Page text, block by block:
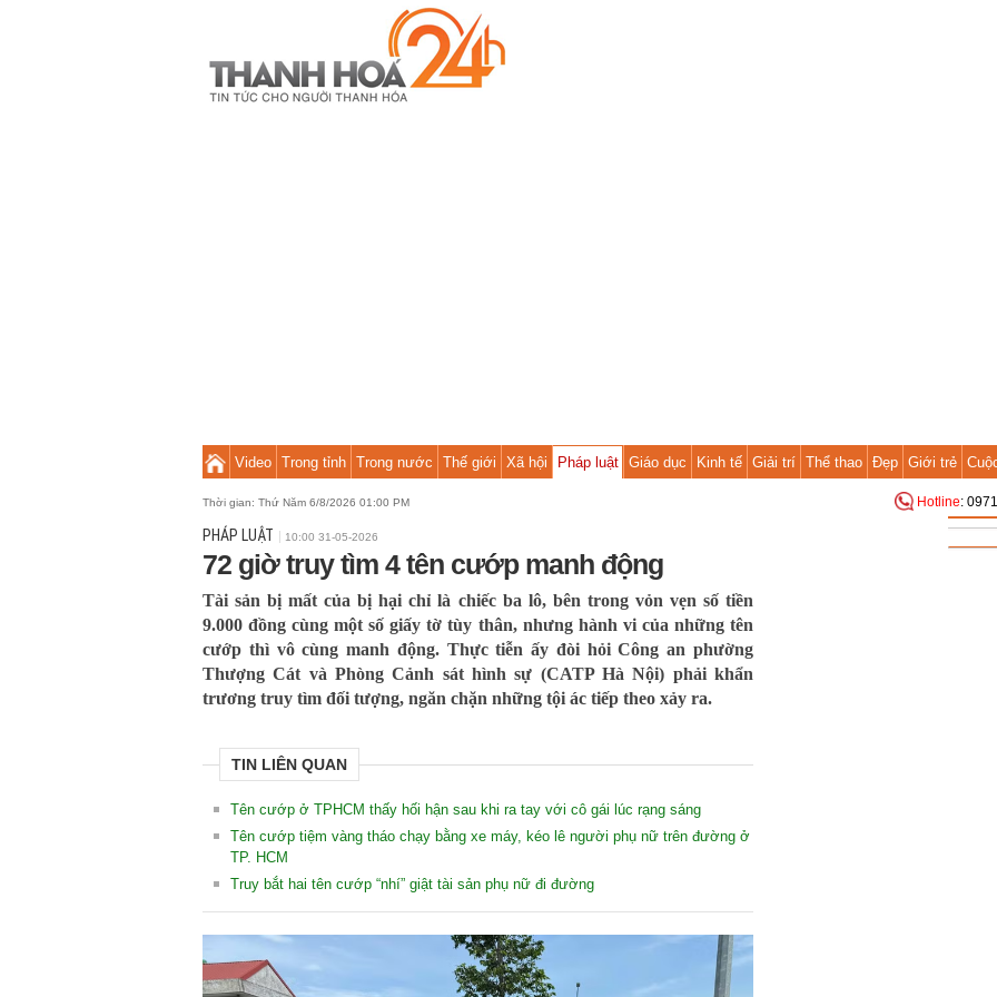
Video Trong tỉnh Trong nước Thế giới Xã hội Pháp luật Giáo dục Kinh tế Giải trí Thể thao Đẹp Giới trẻ
Thời gian: Thứ Năm 6/8/2026 01:00 PM Hotline:
PHÁP LUẬT 10:00 31-05-2026
72 giờ truy tìm 4 tên cướp manh động
Tài sản bị mất của bị hại chỉ là chiếc ba lô, bên trong vỏn vẹn số tiền
9.000 đồng cùng một số giấy tờ tùy thân, nhưng hành vi của những tên
cướp thì vô cùng manh động. Thực tiễn ấy đòi hỏi Công an phường
Thượng Cát và Phòng Cảnh sát hình sự (CATP Hà Nội) phải khẩn
trương truy tìm đối tượng, ngăn chặn những tội ác tiếp theo xảy ra.
TIN LIÊN QUAN
Tên cướp ở TPHCM thấy hối hận sau khi ra tay với cô gái lúc rạng sáng
Tên cướp tiệm vàng tháo chạy bằng xe máy, kéo lê người phụ nữ trên đường ở
TP. HCM
Truy bắt hai tên cướp “nhí” giật tài sản phụ nữ đi đường